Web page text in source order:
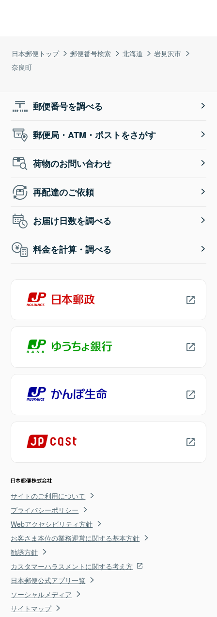
日本郵便トップ 郵便番号検索 北海道
岩見沢市
奈良町
郵便番号を調べる
郵便局・ATM・ポストをさがす
荷物のお問い合わせ
再配達のご依頼
お届け日数を調べる
料金を計算・調べる
サイトのご利用について
プライバシーポリシー
Webアクセシビリティ方針
お客さま本位の業務運営に関する基本方針
勧誘方針
カスタマーハラスメントに関する考え方
日本郵便公式アプリ一覧
ソーシャルメディア
サイトマップ